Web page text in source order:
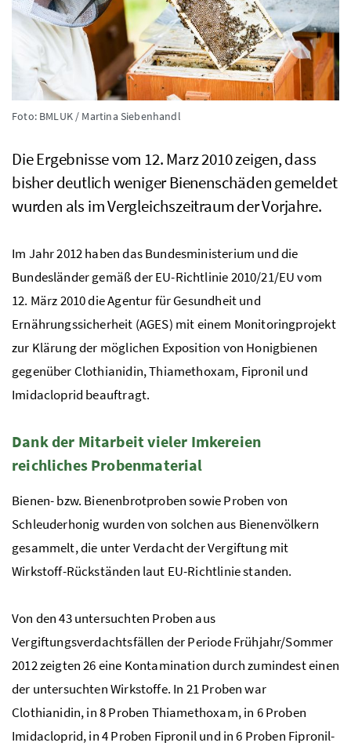
Foto: BMLUK / Martina Siebenhandl
Die Ergebnisse vom 12. Marz 2010 zeigen, dass
bisher deutlich weniger Bienenschäden gemeldet
wurden als im Vergleichszeitraum der Vorjahre.
Im Jahr 2012 haben das Bundesministerium und die
Bundesländer gemäß der EU-Richtlinie 2010/21/EU vom
12. März 2010 die Agentur für Gesundheit und
Ernährungssicherheit (AGES) mit einem Monitoringprojekt
zur Klärung der möglichen Exposition von Honigbienen
gegenüber Clothianidin, Thiamethoxam, Fipronil und
Imidacloprid beauftragt.
Dank der Mitarbeit vieler Imkereien
reichliches Probenmaterial
Bienen-bzw. Bienenbrotproben sowie Proben von
Schleuderhonig wurden von solchen aus Bienenvölkern
gesammelt, die unter Verdacht der Vergiftung mit
Wirkstoff-Rückständen laut EU-Richtlinie standen.
Von den 43 untersuchten Proben aus
Vergiftungsverdachtsfällen der Periode Frühjahr/Sommer
2012 zeigten 26 eine Kontamination durch zumindest einen
der untersuchten Wirkstoffe. In 21 Proben war
Clothianidin, in 8 Proben Thiamethoxam, in 6 Proben
Imidacloprid, in 4 Proben Fipronil und in 6 Proben Fipronil-